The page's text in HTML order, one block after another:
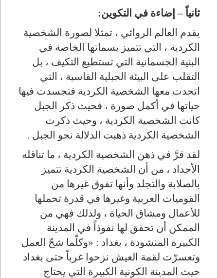
ثانياً – إضاءة في التكوين:
يقدم العالم الروائي ، تمثلا لصورة الشخصية
الكردية ، التي تتميز بسماتها الخاصة في
البنية الجسمانية التي تستطيع التكيف ، بل
التقلب على البيئة الجبلية القاسية ، التي
اتحدت معها الشخصية الكردية فتجسدت فيها
حياتها في أكمل صورة ، فحيث ذكر الجبل
كانت الشخصية الكردية ، وحيث ذكرت
الشخصية الكردية ذهبت الدلالة نحو الجبل .
لقد قرَّ في ذهن الشخصية الكردية ، ما تناقله
الأجداد ، من أن الشخصية الكردية تتميز
بالصلابة والتجلد وأنها تفوق غيرها من
القوميات العربية وغيرها في قدرة تحملها
للأعمال ومشاق الحياة ، ولذلك فهي من
الممكن أن تحقق لها نفوذاً في المدينة
الكبيرة المنشودة ، بغداد : «وكلّما شحّ العمل
وتعسرّت لقمة العيش نزحوا غرباً حتى بغداد
حيث المدينة الكونية الكبيرة التي يحتاج